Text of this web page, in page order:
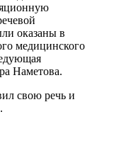
оказаны в
медицинского
Наметова.
свою речь и